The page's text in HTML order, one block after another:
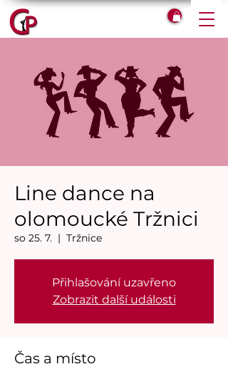
Line dance na
olomoucké Tržnici
so 25. 7.
  |
Tržnice
Přihlašování uzavřeno
Zobrazit další události
Čas a místo